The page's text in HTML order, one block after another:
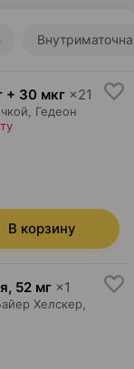
+ 30 мкг ×21
Гедеон
В корзину
, 52 мг ×1
Хелскер